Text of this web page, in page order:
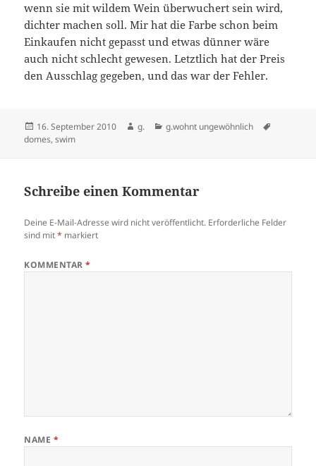
wenn sie mit wildem Wein überwuchert sein wird,
dichter machen soll. Mir hat die Farbe schon beim
Einkaufen nicht gepasst und etwas dünner wäre
auch nicht schlecht gewesen. Letztlich hat der Preis
den Ausschlag gegeben, und das war der Fehler.
Veröffentlicht
am
16. September 2010 Autor
g. Kategorien
g.wohnt ungewöhnlich
domes,swim
Schreibe einen Kommentar
Deine E-Mail-Adresse wird nicht veröffentlicht. Erforderliche Felder
sind mit* markiert
KOMMENTAR*
NAME *